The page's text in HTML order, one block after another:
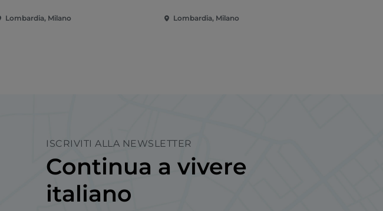
Lombardia, Milano Lombardia, Milano
ISCRIVITI ALLA NEWSLETTER
Continua a vivere
italiano